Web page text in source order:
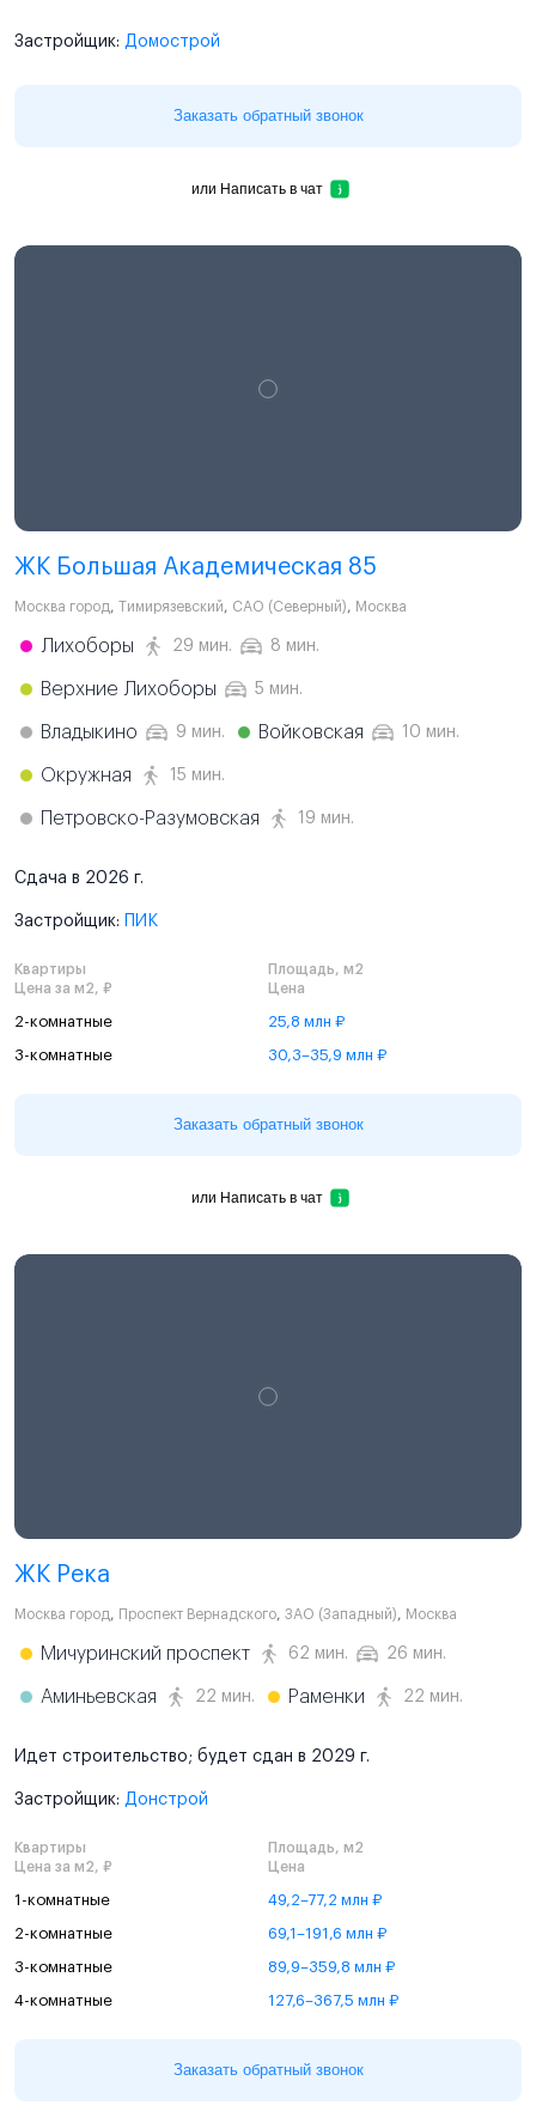
Застройщик: Домострой
Заказать обратный звонок
или Написать в чат
ЖК Большая Академическая 85
Москва город, Тимирязевский, САО (Северный), Москва
Лихоборы 29 мин. 8 мин.
Верхние Лихоборы 5 мин.
Владыкино 9 мин. Войковская 10 мин.
Окружная 15 мин.
Петровско-Разумовская 19 мин.
Сдача в 2026 г.
Застройщик: ПИК
Квартиры
Площадь, м2
Цена за м2, ₽
Цена
2-комнатные 25,8 млн ₽
3-комнатные 30,3–35,9 млн ₽
Заказать обратный звонок
или Написать в чат
ЖК Река
Москва город, Проспект Вернадского, ЗАО (Западный), Москва
Мичуринский проспект 62 мин. 26 мин.
Аминьевская 22 мин. Раменки 22 мин.
Идет строительство; будет сдан в 2029 г.
Застройщик: Донстрой
Квартиры
Площадь, м2
Цена за м2, ₽
Цена
1-комнатные 49,2–77,2 млн ₽
2-комнатные 69,1–191,6 млн ₽
3-комнатные 89,9–359,8 млн ₽
4-комнатные 127,6–367,5 млн ₽
Заказать обратный звонок